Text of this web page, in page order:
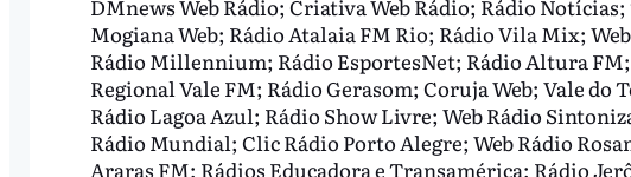
DMnews Web Rádio; Criativa Web Rádio; Rádio
Mogiana Web; Rádio Atalaia FM Rio; Rádio Vila Mix;
Rádio Millennium; Rádio EsportesNet; Rádio Altura FM;
Regional Vale FM; Rádio Gerasom; Coruja Web; Vale do
Rádio Lagoa Azul; Rádio Show Livre; Web Rádio
Rádio Mundial; Clic Rádio Porto Alegre; Web Rádio
Araras FM; Rádios Educadora e Transamérica; Rádio